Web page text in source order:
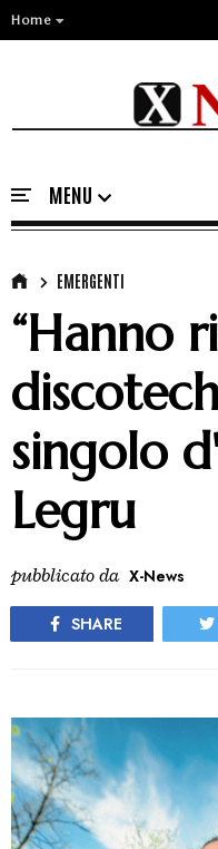
Home
EMERGENTI
“Hanno
singolo
Legru
pubblicato da X-News
SHARE